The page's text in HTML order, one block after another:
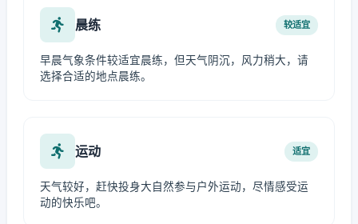
晨练 较适宜
早晨气象条件较适宜晨练，但天气阴沉，风力稍大，请
选择合适的地点晨练。
运动 适宜
天气较好，赶快投身大自然参与户外运动，尽情感受运
动的快乐吧。